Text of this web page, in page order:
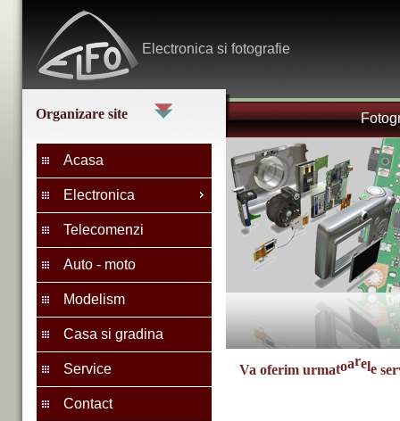
Electronica si fotografie
Organizare site
Acasa
Electronica
Telecomenzi
Auto - moto
Modelism
Casa si gradina
Service
Contact
Va oferim urmatoarele